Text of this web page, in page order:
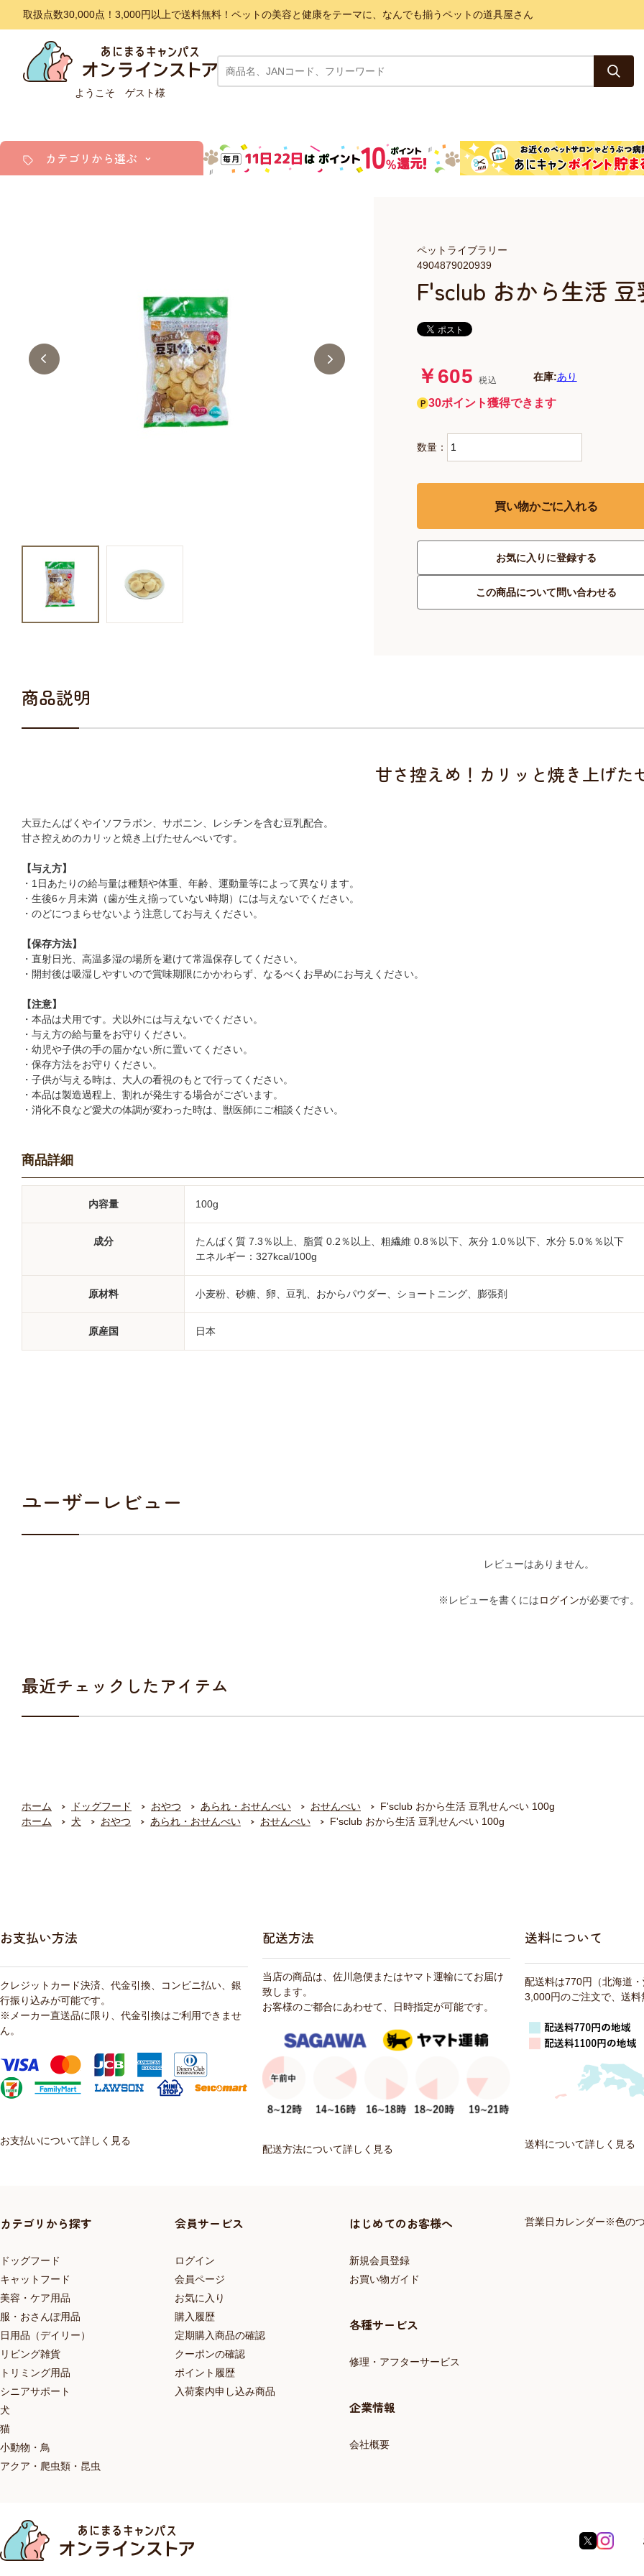
取扱点数30,000点！3,000円以上で送料無料！ペットの美容と健康をテーマに、なんでも揃うペットの道具屋さん
ようこそ ゲスト様
カテゴリから選ぶ
美容・ケア用品
服・おさんぽ用品
F'sclub おから生活
4904879020939
ペットライブラリー
￥605 税込 在庫:あり
30ポイント獲得できます
数量：
買い物かごに入れる
お気に入りに登録する
この商品について問い合わせる
商品説明
甘さ控えめ！カリッと焼き上げた
大豆たんぱくやイソフラボン、サポニン、レシチンを含む豆乳配合。
甘さ控えめのカリッと焼き上げたせんべいです。
【与え方】
・1日あたりの給与量は種類や体重、年齢、運動量等によって異なります。
・生後6ヶ月未満（歯が生え揃っていない時期）には与えないでください。
・のどにつまらせないよう注意してお与えください。
【保存方法】
・直射日光、高温多湿の場所を避けて常温保存してください。
・開封後は吸湿しやすいので賞味期限にかかわらず、なるべくお早めにお与えください。
【注意】
・本品は犬用です。犬以外には与えないでください。
・与え方の給与量をお守りください。
・幼児や子供の手の届かない所に置いてください。
・保存方法をお守りください。
・子供が与える時は、大人の看視のもとで行ってください。
・本品は製造過程上、割れが発生する場合がございます。
・消化不良など愛犬の体調が変わった時は、獣医師にご相談ください。
商品詳細
内容量 100g
成分
たんぱく質 7.3％以上、脂質 0.2％以上、粗繊維 0.8％以下、灰分 1.0％以下、水分 5.0％％以下
エネルギー：327kcal/100g
原材料 小麦粉、砂糖、卵、豆乳、おからパウダー、ショートニング、膨張剤
原産国 日本
ユーザーレビュー
レビューはありません。
※レビューを書くにはログインが必要です。
最近チェックしたアイテム
ホーム ドッグフード おやつ あられ・おせんべい おせんべい
F'sclub おから生活 豆乳せんべい 100g
ホーム
犬 おやつ あられ・おせんべい おせんべい F'sclub おから生活 豆乳せんべい 100g
お支払い方法
クレジットカード決済、代金引換、コンビニ払い、銀
行振り込みが可能です。
※メーカー直送品に限り、代金引換はご利用できませ
ん。
お支払いについて詳しく見る
配送方法
当店の商品は、佐川急便またはヤマト運輸にてお届け
致します。
お客様のご都合にあわせて、日時指定が可能です。
配送方法について詳しく見る
送料について
配送料は770円（北海道
3,000円のご注文で、送
送料について詳しく見る
カテゴリから探す
ドッグフード
キャットフード
美容・ケア用品
服・おさんぽ用品
日用品（デイリー）
リビング雑貨
トリミング用品
シニアサポート
犬
猫
小動物・鳥
アクア・爬虫類・昆虫
会員サービス
ログイン
会員ページ
お気に入り
購入履歴
定期購入商品の確認
クーポンの確認
ポイント履歴
入荷案内申し込み商品
はじめてのお客様へ
新規会員登録
お買い物ガイド
各種サービス
修理・アフターサービス
企業情報
会社概要
営業日カレンダー※色の